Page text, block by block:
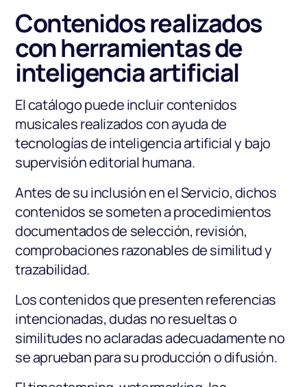
Contenidos realizados
con herramientas de
inteligencia artificial
El catálogo puede incluir contenidos
musicales realizados con ayuda de
tecnologías de inteligencia artificial y bajo
supervisión editorial humana.
Antes de su inclusión en el Servicio, dichos
contenidos se someten a procedimientos
documentados de selección, revisión,
comprobaciones razonables de similitud y
trazabilidad.
Los contenidos que presenten referencias
intencionadas, dudas no resueltas o
similitudes no aclaradas adecuadamente no
se aprueban para su producción o difusión.